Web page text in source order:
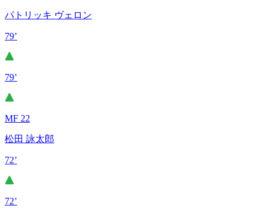
パトリッキ ヴェロン
79’
79’
MF 22
松田 詠太郎
72’
72’